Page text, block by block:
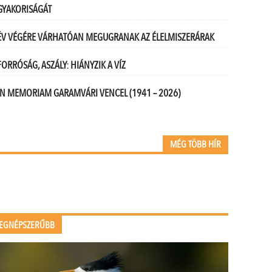
VÉGÉRE VÁRHATÓAN MEGUGRANAK AZ ÉLELMISZERÁRAK
ASZÁLY: HIÁNYZIK A VÍZ
MEMORIAM GARAMVÁRI VENCEL (1941 – 2026)
MÉG TÖBB HÍR